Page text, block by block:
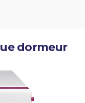
dormeur